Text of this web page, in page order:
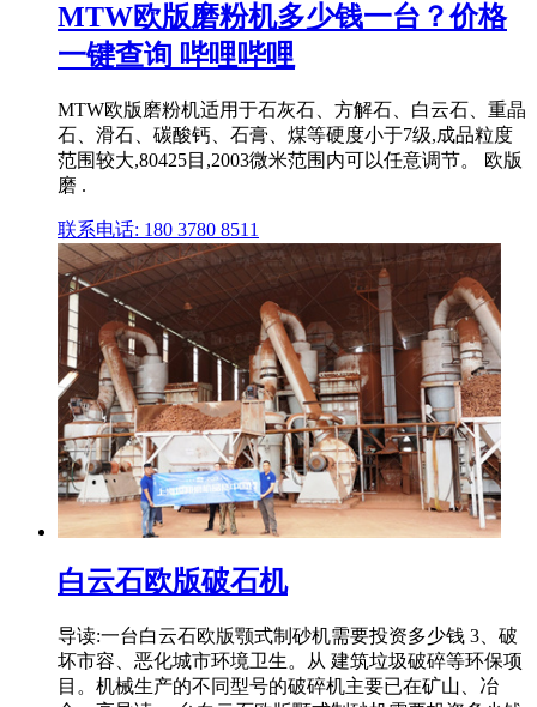
MTW欧版磨粉机多少钱一台？价格
一键查询 哔哩哔哩
MTW欧版磨粉机适用于石灰石、方解石、白云石、重晶
石、滑石、碳酸钙、石膏、煤等硬度小于7级,成品粒度
范围较大,80425目,2003微米范围内可以任意调节。 欧版
磨 .
联系电话: 180 3780 8511
白云石欧版破石机
导读:一台白云石欧版颚式制砂机需要投资多少钱 3、破
坏市容、恶化城市环境卫生。从 建筑垃圾破碎等环保项
目。机械生产的不同型号的破碎机主要已在矿山、冶